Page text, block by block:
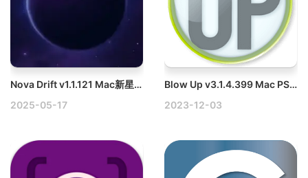
Nova Drift v1.1.121 Mac新星漂移太空射击游戏破解版
2025-05-17
Blow Up v3.1.4.399 Mac PS插件图像无损放大工具
2023-12-03